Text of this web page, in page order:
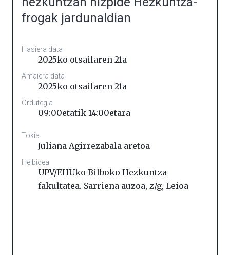
frogak jardunaldian
Hasiera data
2025ko otsailaren 21a
Amaiera data
2025ko otsailaren 21a
Ordutegia
09:00etatik 14:00etara
Tokia
Juliana Agirrezabala aretoa
Helbidea
UPV/EHUko Bilboko Hezkuntza
fakultatea. Sarriena auzoa, z/g, Leioa